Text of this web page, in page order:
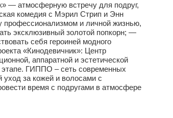
— атмосферную встречу для подруг,
комедия с Мэрил Стрип и Энн
профессионализмом и личной жизнью,
эксклюзивный золотой попкорн; —
себя героиней модного
«Кинодевичник»: Центр
аппаратной и эстетической
этапе. ГИППО – сеть современных
за кожей и волосами с
время с подругами в атмосфере